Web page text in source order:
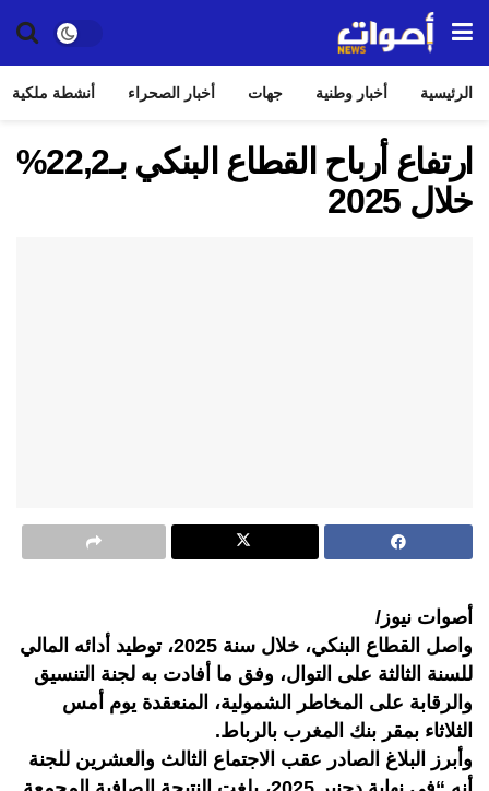
الرئيسية أخبار وطنية جهات أخبار الصحراء أنشطة ملكية
ارتفاع أرباح القطاع البنكي بـ22,2%
خلال 2025
أصوات نيوز/
واصل القطاع البنكي، خلال سنة 2025، توطيد أدائه المالي
للسنة الثالثة على التوال، وفق ما أفادت به لجنة التنسيق
والرقابة على المخاطر الشمولية، المنعقدة يوم أمس
الثلاثاء بمقر بنك المغرب بالرباط.
وأبرز البلاغ الصادر عقب الاجتماع الثالث والعشرين للجنة